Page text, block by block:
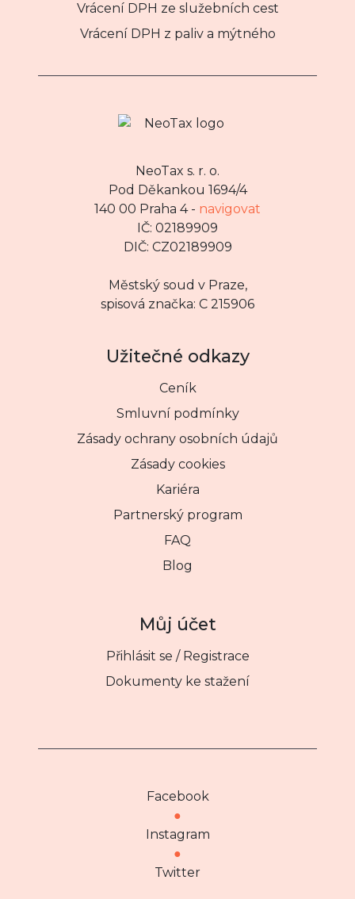
Vrácení DPH ze služebních cest
Vrácení DPH z paliv a mýtného
NeoTax s. r. o.
Pod Děkankou 1694/4
140 00 Praha 4 - navigovat
IČ: 02189909
DIČ: CZ02189909
Městský soud v Praze,
spisová značka: C 215906
Užitečné odkazy
Ceník
Smluvní podmínky
Zásady ochrany osobních údajů
Zásady cookies
Kariéra
Partnerský program
FAQ
Blog
Můj účet
Přihlásit se / Registrace
Dokumenty ke stažení
Facebook
●
Instagram
●
Twitter